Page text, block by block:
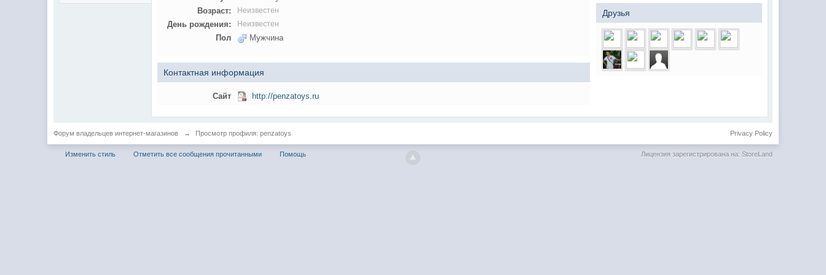
Возраст:
Неизвестен
День рождения: Неизвестен
Пол Мужчина
Контактная информация
Сайт http://penzatoys.ru
Друзья
Форум владельцев интернет-магазинов → Просмотр профиля: penzatoys Privacy Policy
Изменить стиль Отметить все сообщения прочитанными Помощь Лицензия зарегистрирована на: StoreLand